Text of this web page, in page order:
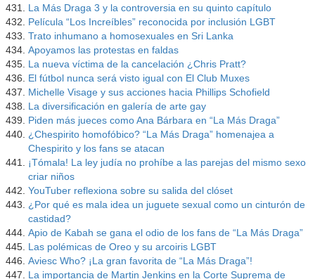
La Más Draga 3 y la controversia en su quinto capítulo
Película “Los Increíbles” reconocida por inclusión LGBT
Trato inhumano a homosexuales en Sri Lanka
Apoyamos las protestas en faldas
La nueva víctima de la cancelación ¿Chris Pratt?
El fútbol nunca será visto igual con El Club Muxes
Michelle Visage y sus acciones hacia Phillips Schofield
La diversificación en galería de arte gay
Piden más jueces como Ana Bárbara en “La Más Draga”
¿Chespirito homofóbico? “La Más Draga” homenajea a
Chespirito y los fans se atacan
¡Tómala! La ley judía no prohíbe a las parejas del mismo sexo
criar niños
YouTuber reflexiona sobre su salida del clóset
¿Por qué es mala idea un juguete sexual como un cinturón de
castidad?
Apio de Kabah se gana el odio de los fans de “La Más Draga”
Las polémicas de Oreo y su arcoiris LGBT
Aviesc Who? ¡La gran favorita de “La Más Draga”!
La importancia de Martin Jenkins en la Corte Suprema de